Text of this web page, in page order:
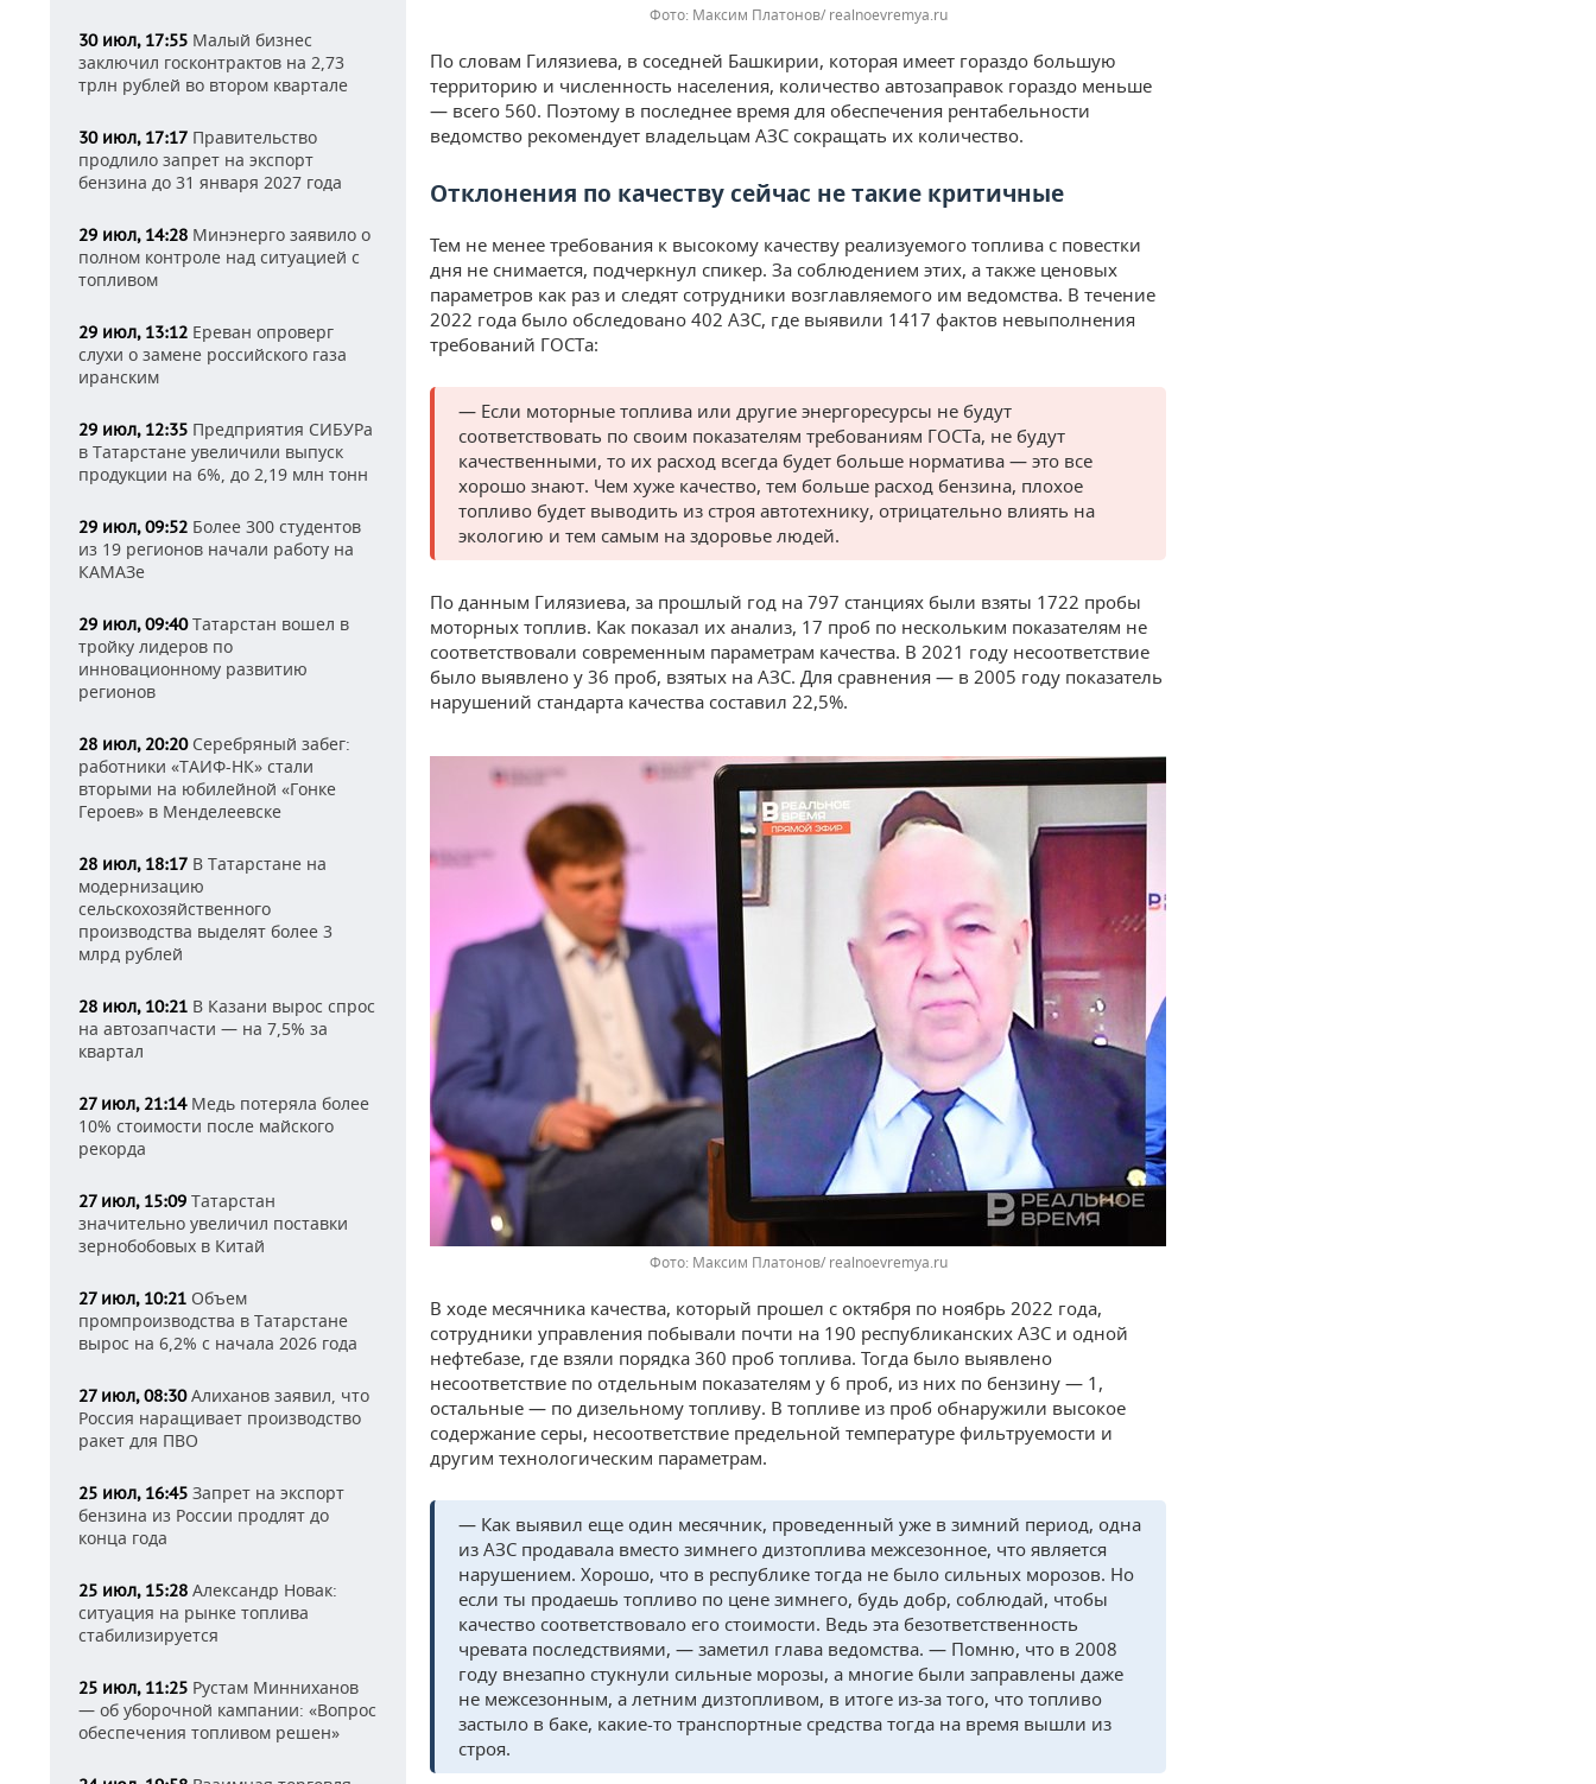
30 июл, 17:55 Малый бизнес
заключил госконтрактов на 2,73
трлн рублей во втором квартале
30 июл, 17:17 Правительство
продлило запрет на экспорт
бензина до 31 января 2027 года
29 июл, 14:28 Минэнерго заявило о
полном контроле над ситуацией с
топливом
29 июл, 13:12 Ереван опроверг
слухи о замене российского газа
иранским
29 июл, 12:35 Предприятия СИБУРа
в Татарстане увеличили выпуск
продукции на 6%, до 2,19 млн тонн
29 июл, 09:52 Более 300 студентов
из 19 регионов начали работу на
КАМАЗе
29 июл, 09:40Татарстан вошел в
тройку лидеров по
инновационному развитию
регионов
28 июл, 20:20Серебряный забег:
работники «ТАИФ-НК» стали
вторыми на юбилейной «Гонке
Героев» в Менделеевске
28 июл, 18:17 В Татарстане на
модернизацию
сельскохозяйственного
производства выделят более 3
млрд рублей
28 июл, 10:21 В Казани вырос спрос
на автозапчасти — на 7,5% за
квартал
27 июл, 21:14Медь потеряла более
10% стоимости после майского
рекорда
27 июл, 15:09 Татарстан
значительно увеличил поставки
зернобобовых в Китай
27 июл, 10:21 Объем
промпроизводства в Татарстане
вырос на 6,2% с начала 2026 года
27 июл, 08:30Алиханов заявил, что
Россия наращивает производство
ракет для ПВО
25 июл, 16:45 Запрет на экспорт
бензина из России продлят до
конца года
25 июл, 15:28 Александр Новак:
ситуация на рынке топлива
стабилизируется
25 июл, 11:25 Рустам Минниханов
— об уборочной кампании: «Вопрос
обеспечения топливом решен»
Максим Платонов/ realnoevremya.ru
По словам Гилязиева, в соседней Башкирии, которая имеет гораздо большую
территорию и численность населения, количество автозаправок гораздо меньше
— всего 560. Поэтому в последнее время для обеспечения рентабельности
ведомство рекомендует владельцам АЗС сокращать их количество.
Отклонения по качеству сейчас не такие критичные
Тем не менее требования к высокому качеству реализуемого топлива с повестки
дня не снимается, подчеркнул спикер. За соблюдением этих, а также ценовых
параметров как раз и следят сотрудники возглавляемого им ведомства. В течение
2022 года было обследовано 402 АЗС, где выявили 1417 фактов невыполнения
требований ГОСТа:
— Если моторные топлива или другие энергоресурсы не будут
соответствовать по своим показателям требованиям ГОСТа, не будут
качественными, то их расход всегда будет больше норматива — это все
хорошо знают. Чем хуже качество, тем больше расход бензина, плохое
топливо будет выводить из строя автотехнику, отрицательно влиять на
экологию и тем самым на здоровье людей.
По данным Гилязиева, за прошлый год на 797 станциях были взяты 1722 пробы
моторных топлив. Как показал их анализ, 17 проб по нескольким показателям не
соответствовали современным параметрам качества. В 2021 году несоответствие
было выявлено у 36 проб, взятых на АЗС. Для сравнения — в 2005 году показатель
нарушений стандарта качества составил 22,5%.
Максим Платонов/ realnoevremya.ru
В ходе месячника качества, который прошел с октября по ноябрь 2022 года,
сотрудники управления побывали почти на 190 республиканских АЗС и одной
нефтебазе, где взяли порядка 360 проб топлива. Тогда было выявлено
несоответствие по отдельным показателям у 6 проб, из них по бензину — 1,
остальные — по дизельному топливу. В топливе из проб обнаружили высокое
содержание серы, несоответствие предельной температуре фильтруемости и
другим технологическим параметрам.
— Как выявил еще один месячник, проведенный уже в зимний период, одна
из АЗС продавала вместо зимнего дизтоплива межсезонное, что является
нарушением. Хорошо, что в республике тогда не было сильных морозов. Но
если ты продаешь топливо по цене зимнего, будь добр, соблюдай, чтобы
качество соответствовало его стоимости. Ведь эта безответственность
чревата последствиями, — заметил глава ведомства. — Помню, что в 2008
году внезапно стукнули сильные морозы, а многие были заправлены даже
не межсезонным, а летним дизтопливом, в итоге из-за того, что топливо
застыло в баке, какие-то транспортные средства тогда на время вышли из
строя.